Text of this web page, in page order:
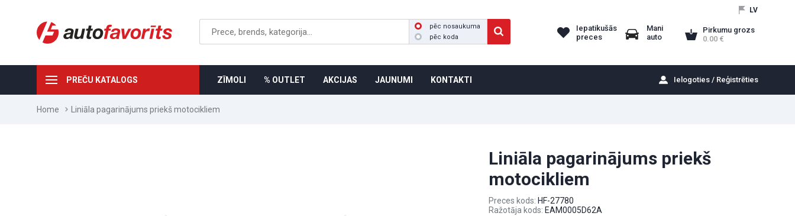
LV
Iepatikušās
preces
Mani
auto
Pirkumu grozs
0.00
pēc nosaukuma
pēc koda
Ielogoties / Reģistrēties
PREČU KATALOGS ZĪMOLI % OUTLET AKCIJAS JAUNUMI KONTAKTI
Home Liniāla pagarinājums priekš motocikliem
Liniāla pagarinājums priekš
motocikliem
Preces kods: HF-27780
Ražotāja kods: EAM0005D62A